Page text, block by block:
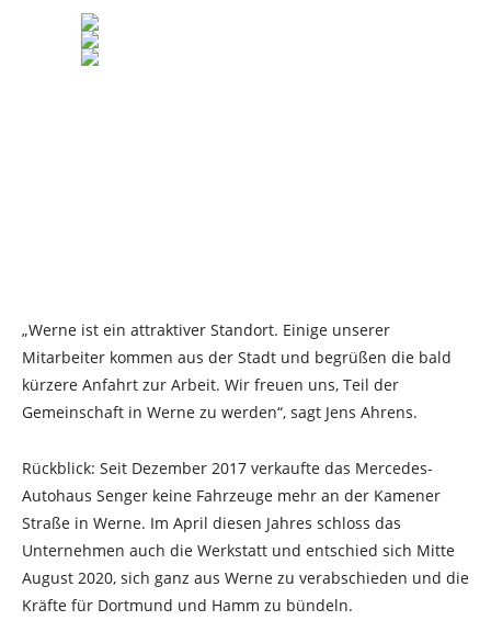
„Werne ist ein attraktiver Standort. Einige unserer
Mitarbeiter kommen aus der Stadt und begrüßen die bald
kürzere Anfahrt zur Arbeit. Wir freuen uns, Teil der
Gemeinschaft in Werne zu werden“, sagt Jens Ahrens.
Rückblick: Seit Dezember 2017 verkaufte das Mercedes-
Autohaus Senger keine Fahrzeuge mehr an der Kamener
Straße in Werne. Im April diesen Jahres schloss das
Unternehmen auch die Werkstatt und entschied sich Mitte
August 2020, sich ganz aus Werne zu verabschieden und die
Kräfte für Dortmund und Hamm zu bündeln.